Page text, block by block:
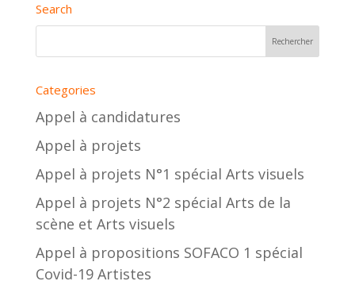
Search
Categories
Appel à candidatures
Appel à projets
Appel à projets N°1 spécial Arts visuels
Appel à projets N°2 spécial Arts de la
scène et Arts visuels
Appel à propositions SOFACO 1 spécial
Covid-19 Artistes